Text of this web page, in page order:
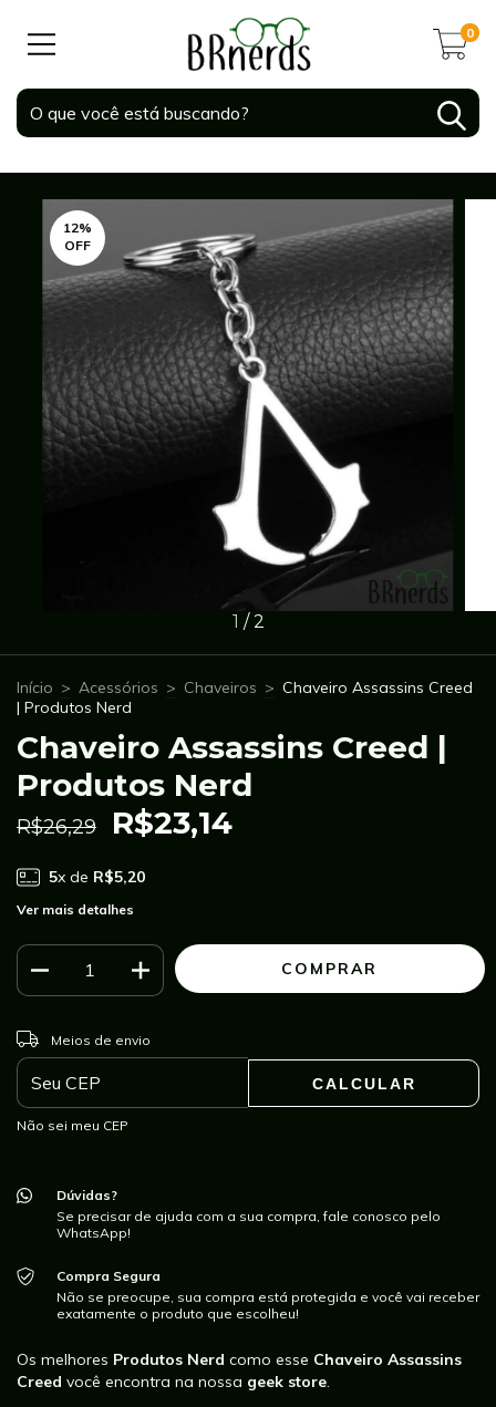
0
12%
OFF
1 /2
Início > Acessórios > Chaveiros > Chaveiro Assassins Creed
| Produtos Nerd
Chaveiro Assassins Creed |
Produtos Nerd
R$26,29 R$23,14
5x de R$5,20
Ver mais detalhes
Entregas para o CEP:
Meios de envio
CALCULAR
Não sei meu CEP
Dúvidas?
Se precisar de ajuda com a sua compra, fale conosco pelo
WhatsApp!
Compra Segura
Não se preocupe, sua compra está protegida e você vai receber
exatamente o produto que escolheu!
Os melhores Produtos Nerd como esse Chaveiro Assassins
Creed você encontra na nossa geek store